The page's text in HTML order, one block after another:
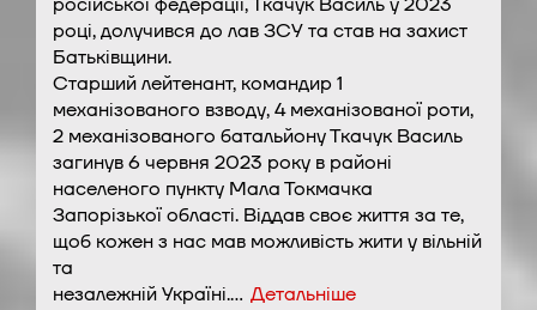
російської федерації, Ткачук Василь у 2023
році, долучився до лав ЗСУ та став на захист
Батьківщини.
Старший лейтенант, командир 1
механізованого взводу, 4 механізованої роти,
2 механізованого батальйону Ткачук Василь
загинув 6 червня 2023 року в районі
населеного пункту Мала Токмачка
Запорізької області. Віддав своє життя за те,
щоб кожен з нас мав можливість жити у вільній
та
незалежній Україні.… Детальніше